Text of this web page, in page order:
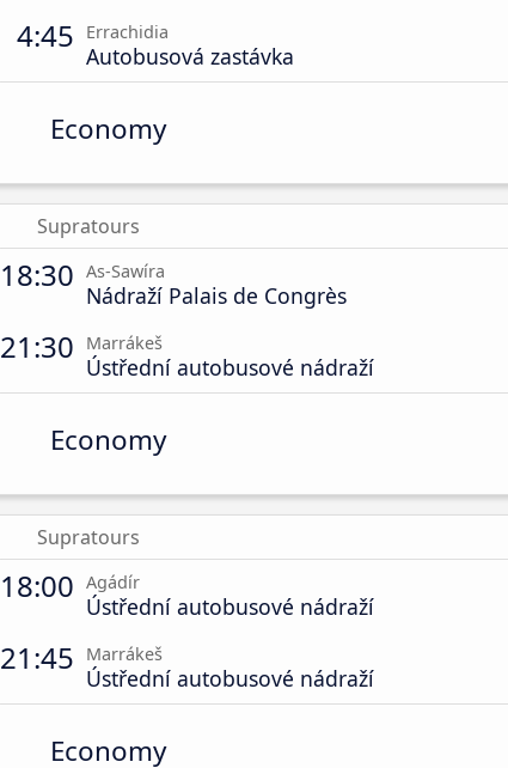
4:45 Errachidia
Autobusová zastávka
Economy
Supratours
18:30 As-Sawíra
Nádraží Palais de Congrès
21:30 Marrákeš
Ústřední autobusové nádraží
Economy
Supratours
18:00 Agádír
Ústřední autobusové nádraží
21:45 Marrákeš
Ústřední autobusové nádraží
Economy